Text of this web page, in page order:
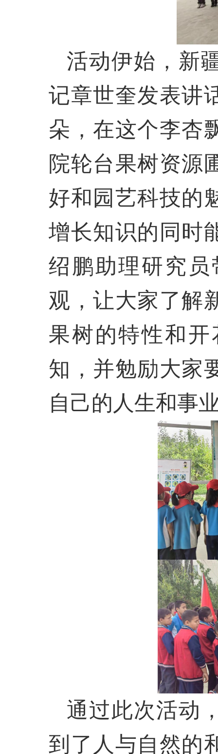
活动伊始，新
记章世奎发表讲
朵，在这个李杏
院轮台果树资源
好和园艺科技的
增长知识的同时
绍鹏助理研究
观，让大家了解
果树的特性和
知，并勉励大家
自己的人生和事
通过此次活动
到了 人与自然的